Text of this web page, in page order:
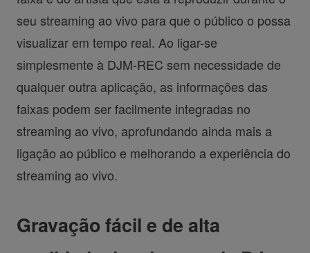
seu streaming ao vivo para que o público o possa
visualizar em tempo real. Ao ligar-se
simplesmente à DJM-REC sem necessidade de
qualquer outra aplicação, as informações das
faixas podem ser facilmente integradas no
streaming ao vivo, aprofundando ainda mais a
ligação ao público e melhorando a experiência do
streaming ao vivo.
Gravação fácil e de alta